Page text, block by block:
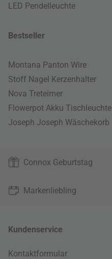
LED Pendelleuchte
Bestseller
Montana Panton Wire
Stoff Nagel Kerzenhalter
Nova Treteimer
Flowerpot Akku Tischleuchte
Joseph Joseph Wäschekorb
Connox Geburtstag
Markenliebling
Kundenservice
Kontaktformular